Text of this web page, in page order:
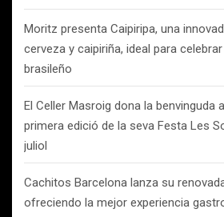
Moritz presenta Caipiripa, una
cerveza y caipiriña, ideal para
brasileño
El Celler Masroig dona la benvinguda
primera edició de la seva Festa Les
juliol
Cachitos Barcelona lanza su
ofreciendo la mejor experiencia